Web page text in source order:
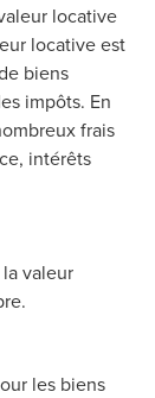
locative
locative est
biens
impôts. En
frais
intérêts
valeur
les biens